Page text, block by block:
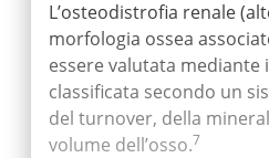
L’osteodistrofia renale
morfologia ossea
essere valutata
classificata secondo un
del turnover, della
volume dell’osso.7